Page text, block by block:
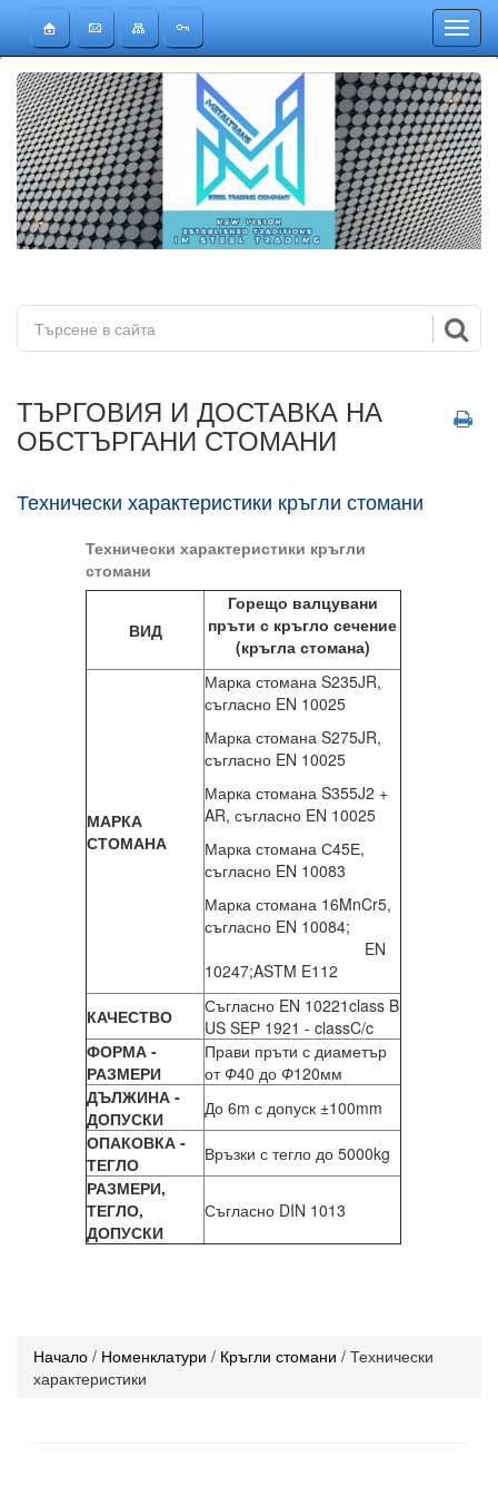
ТЪРГОВИЯ И ДОСТАВКА НА
ОБСТЪРГАНИ СТОМАНИ
Технически характеристики кръгли стомани
Технически характеристики кръгли
стомани
ВИД
Горещо валцувани
пръти с кръгло сечение
(кръгла стомана)
МАРКА
СТОМАНА
Марка стомана S235JR,
съгласно EN 10025
Марка стомана S275JR,
съгласно EN 10025
Марка стомана S355J2 +
AR, съгласно EN 10025
Марка стомана С45Е,
съгласно EN 10083
Марка стомана 16MnCr5,
съгласно EN 10084;
EN
10247;ASTM E112
КАЧЕСТВО
Съгласно EN 10221class B
US SEP 1921 - classC/c
ФОРМА -
РАЗМЕРИ
Прави пръти с диаметър
отФ40 до Ф120мм
ДЪЛЖИНА -
ДОПУСКИ
До 6m с допуск ±100mm
ОПАКОВКА -
ТЕГЛО
Връзки с тегло до 5000kg
РАЗМЕРИ,
ТЕГЛО,
ДОПУСКИ
Съгласно DIN 1013
Начало / Номенклатури / Кръгли стомани / Технически
характеристики